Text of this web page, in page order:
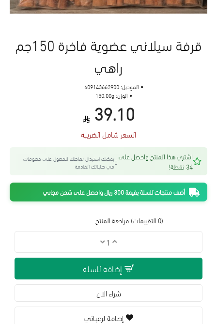
قرفة سيلاني عضوية فاخرة 150جم
راهي
(0 التقييمات) مراجعة المنتج
39.10
السعر شامل الضريبة
الموديل: 609143662900
الوزن: 150.00g
اشتري هذا المنتج واحصل على
34 نقطة!
يمكنك استبدال نقاطك للحصول على خصومات
في طلباتك القادمة
أضف منتجات للسلة بقيمة 300 ريال واحصل على شحن مجاني
إضافة للسلة
شراء الان
إضافة لرغباتي